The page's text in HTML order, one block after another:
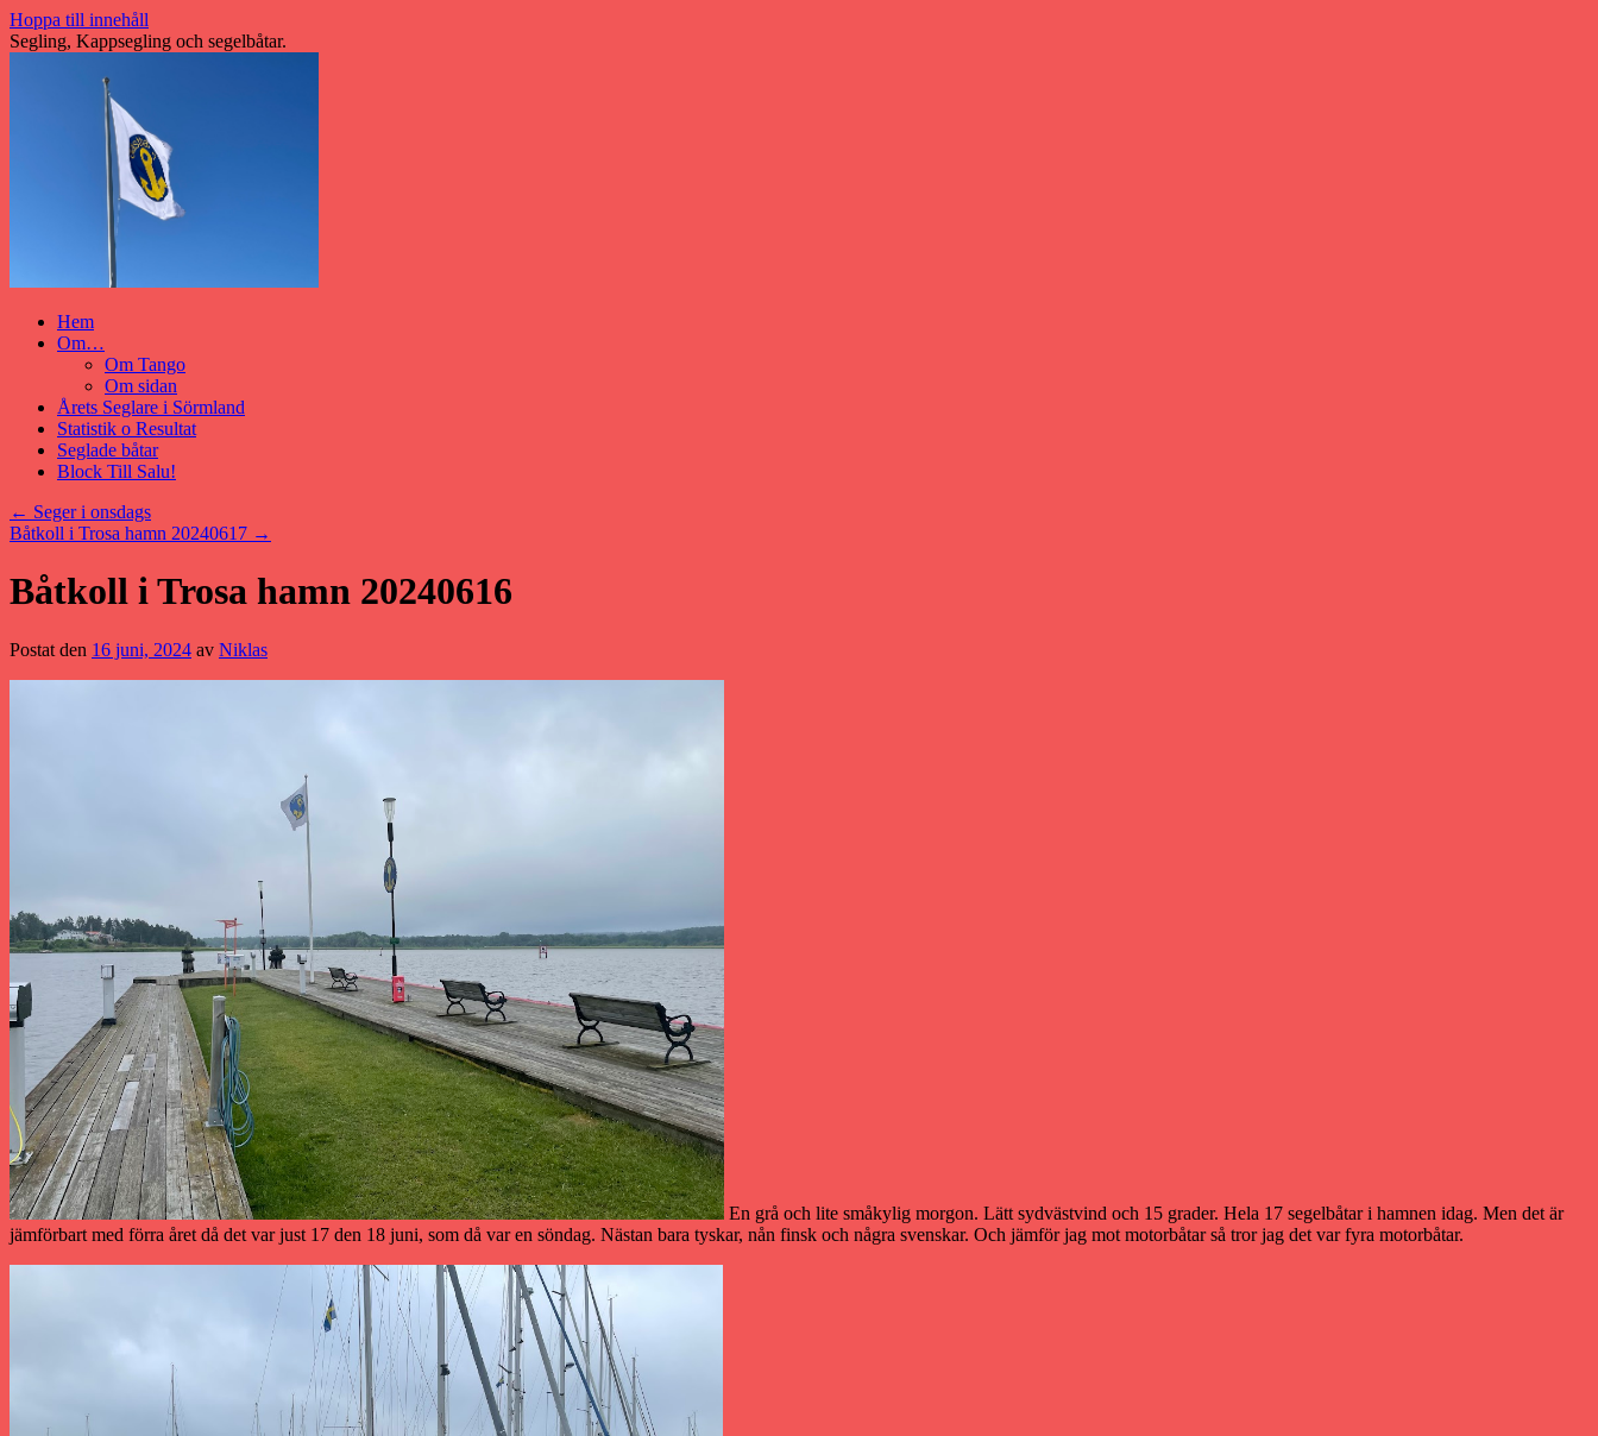
Hoppa till innehåll
Segling, Kappsegling och segelbåtar.
Hem
Om…
Om Tango
Om sidan
Årets Seglare i Sörmland
Statistik o Resultat
Seglade båtar
Block Till Salu!
← Seger i onsdags
Båtkoll i Trosa hamn 20240617 →
Båtkoll i Trosa hamn 20240616
Postat den 16 juni, 2024 av Niklas
En grå och lite småkylig morgon. Lätt sydvästvind och 15 grader. Hela 17 segelbåtar i hamnen idag. Men det är
jämförbart med förra året då det var just 17 den 18 juni, som då var en söndag. Nästan bara tyskar, nån finsk och några svenskar. Och jämför jag mot motorbåtar så tror jag det var fyra motorbåtar.